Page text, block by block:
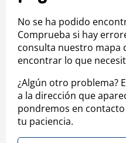
No se ha podido
Comprueba si hay
consulta nuestro mapa
encontrar lo que
¿Algún otro problema?
a la dirección que
pondremos en
tu paciencia.